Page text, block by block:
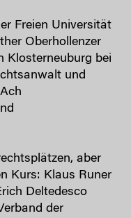
Freien Universität
Oberhollenzer
Klosterneuburg bei
und
aber
Kurs: Klaus Runer
Deltedesco
der